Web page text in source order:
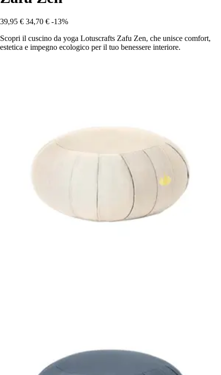
39,95 € 34,70 € -13%
Scopri il cuscino da yoga Lotuscrafts Zafu Zen, che unisce comfort,
estetica e impegno ecologico per il tuo benessere interiore.